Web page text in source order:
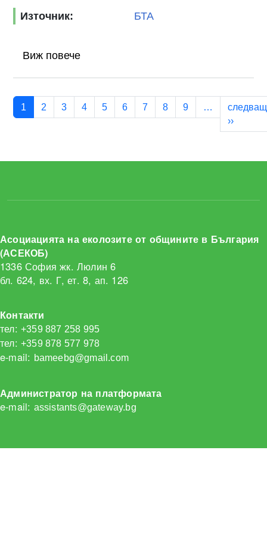
Източник: БТА
Виж повече
Pagination
1 2 3 4 5 6 7 8 9 …
››Next
Асоциацията на еколозите от общините в България
(АСЕКОБ)
1336 София жк. Люлин 6
бл. 624, вх. Г, ет. 8, ап. 126
Контакти
тел: +359 887 258 995
тел: +359 878 577 978
e-mail: bameebg@gmail.com
Администратор на платформата
e-mail: assistants@gateway.bg